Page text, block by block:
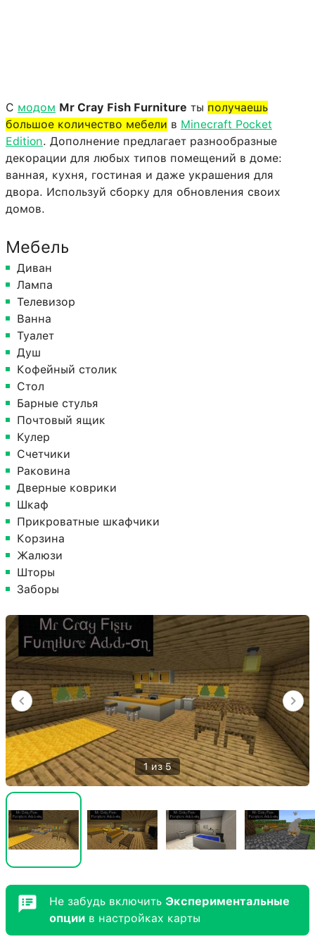
С модом Mr Cray Fish Furniture ты получаешь
большое количество мебели в Minecraft Pocket
Edition. Дополнение предлагает разнообразные
декорации для любых типов помещений в доме:
ванная, кухня, гостиная и даже украшения для
двора. Используй сборку для обновления своих
домов.
Мебель
Диван
Лампа
Телевизор
Ванна
Туалет
Душ
Кофейный столик
Стол
Барные стулья
Почтовый ящик
Кулер
Счетчики
Раковина
Дверные коврики
Шкаф
Прикроватные шкафчики
Корзина
Жалюзи
Шторы
Заборы
1 из 5
Не забудь включить Экспериментальные
опции в настройках карты